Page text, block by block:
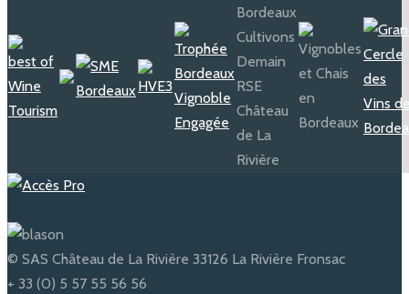
© SAS Château de La Rivière 33126 La Rivière Fronsac
+ 33 (0) 5 57 55 56 56